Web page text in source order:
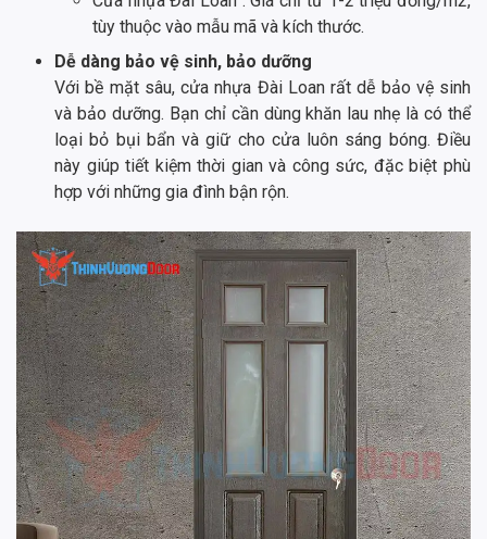
tùy thuộc vào mẫu mã và kích thước.
Dễ dàng bảo vệ sinh, bảo dưỡng
Với bề mặt sâu, cửa nhựa Đài Loan rất dễ bảo vệ sinh
và bảo dưỡng. Bạn chỉ cần dùng khăn lau nhẹ là có thể
loại bỏ bụi bẩn và giữ cho cửa luôn sáng bóng. Điều
này giúp tiết kiệm thời gian và công sức, đặc biệt phù
hợp với những gia đình bận rộn.